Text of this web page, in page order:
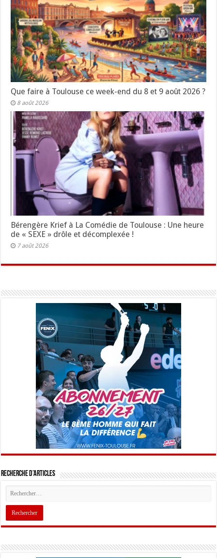
Que faire à Toulouse ce week-end du 8 et 9 août 2026 ?
8 août 2026
Bérengère Krief à La Comédie de Toulouse : Une heure
de « SEXE » drôle et décomplexée !
7 août 2026
Recherche d’articles